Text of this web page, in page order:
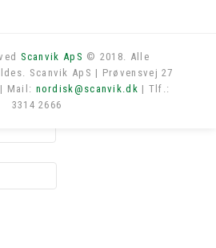
Scanvik ApS © 2018. Alle
Scanvik ApS | Prøvensvej 27
Mail: nordisk@scanvik.dk | Tlf.:
3314 2666